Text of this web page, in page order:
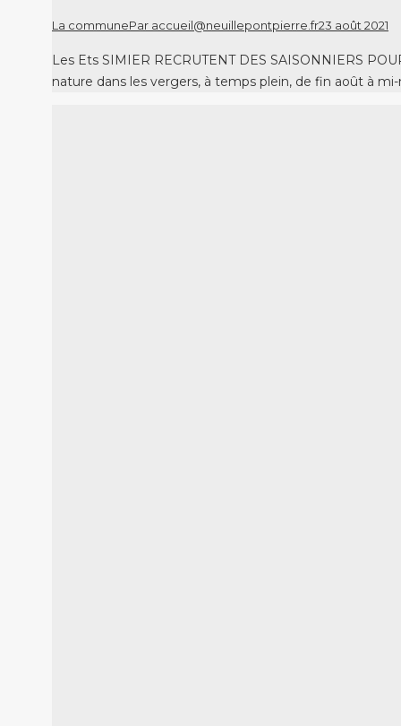
La communePar accueil@neuillepontpierre.fr23 août 2021
Les Ets SIMIER RECRUTENT DES SAISONNIERS
nature dans les vergers, à temps plein, de fin août à